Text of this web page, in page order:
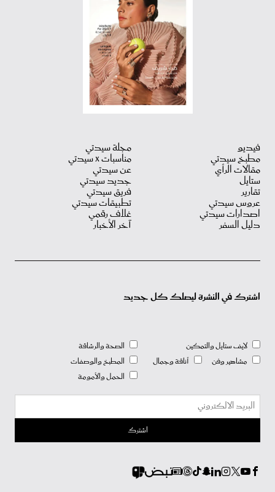
فيديو
مطبخ سيدتي
مقالات الرأي
ستايل
تقارير
عروس سيدتي
اصدارات سيدتي
دليل السفر
مجلة سيدتي
مناسبات X سيدتي
عن سيدتي
جديد سيدتي
فريق سيدتي
تطبيقات سيدتي
غلاف رقمي
آخر الأخبار
اشترك في النشرة ليصلك كل جديد
لايف ستايل والتمكين
مشاهير وفن
أناقة وجمال
الصحة والرشاقة
المطبخ والوصفات
الحمل والأمومة